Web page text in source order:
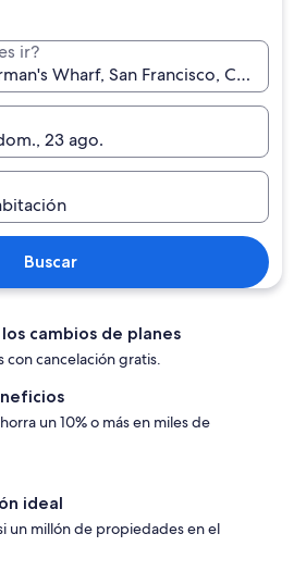
ir?
Wharf, San Francisco,
23 ago.
Buscar
cambios de planes
con cancelación gratis.
un 10% o más en miles de
ideal
un millón de propiedades en el